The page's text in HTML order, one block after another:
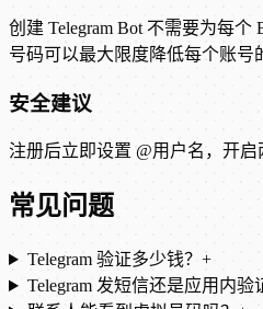
创建 Telegram Bot 不需要为每
号码可以最大限度降低每个账号
安全建议
注册后立即设置 @用户名，开
常见问题
Telegram 验证多少钱？ +
Telegram 发短信还是应用内验